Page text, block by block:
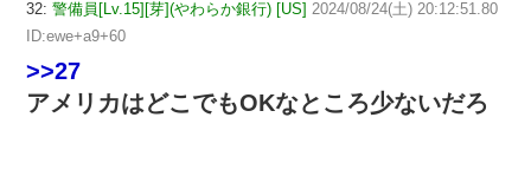
32: 警備員[Lv.15][芽](やわらか銀行) [US] 2024/08/24(土) 20:12:51.80
ID:ewe+a9+60
>>27
アメリカはどこでもOKなところ少ないだろ